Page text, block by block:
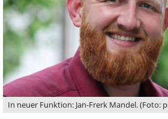
In neuer Funktion: Jan-Frerk Mandel. (Foto: